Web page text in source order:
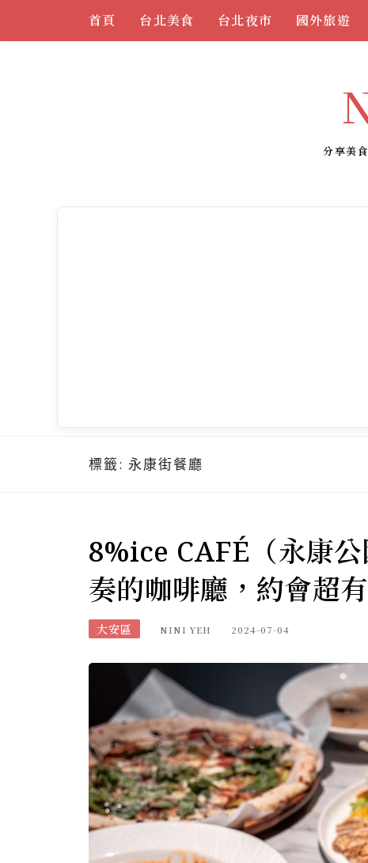
首頁 台北美食 台北夜市 國外旅遊
分享美
標籤: 永康街餐廳
8%ice CAFÉ（永康
奏的咖啡廳，約會超
大安區 NINI YEH 2024-07-04